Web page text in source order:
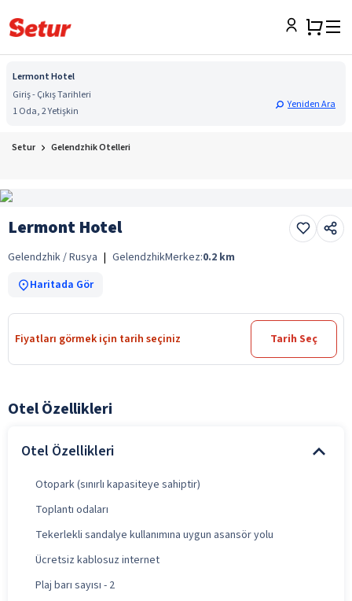
Lermont Hotel
Giriş - Çıkış Tarihleri
1 Oda, 2 Yetişkin
Yeniden Ara
Setur Gelendzhik Otelleri
Lermont Hotel
Gelendzhik / Rusya | GelendzhikMerkez:0.2 km
Haritada Gör
Fiyatları görmek için tarih seçiniz Tarih Seç
Otel Özellikleri
Otel Özellikleri
Otopark (sınırlı kapasiteye sahiptir)
Toplantı odaları
Tekerlekli sandalye kullanımına uygun asansör yolu
Ücretsiz kablosuz internet
Plaj barı sayısı - 2